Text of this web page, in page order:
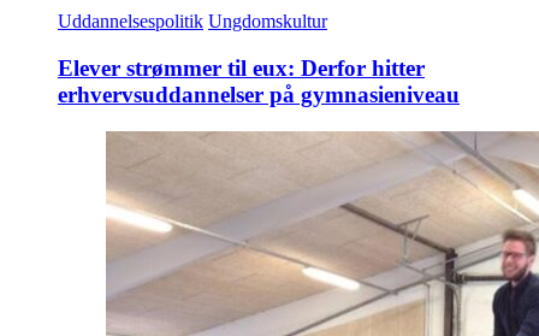
Uddannelsespolitik Ungdomskultur
Elever strømmer til eux: Derfor hitter
erhvervsuddannelser på gymnasieniveau